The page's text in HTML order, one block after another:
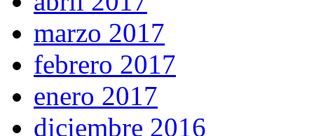
marzo 2017
febrero 2017
enero 2017
diciembre 2016